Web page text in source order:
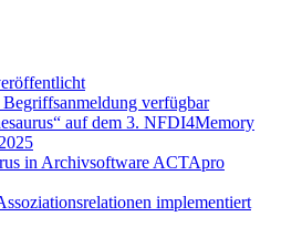
verfügbar
auf dem 3. NFDI4Memory
in Archivsoftware ACTApro
implementiert